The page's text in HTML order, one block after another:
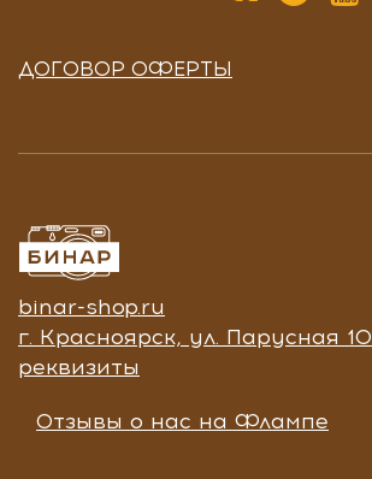
ДОГОВОР ОФЕРТЫ
binar-shop.ru
г. Красноярск, ул. Парусная 10
реквизиты
Отзывы о нас на Флампе